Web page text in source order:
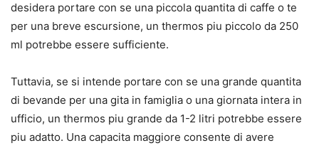
desidera portare con se una piccola quantita di caffe o te
per una breve escursione, un thermos piu piccolo da 250
ml potrebbe essere sufficiente.
Tuttavia, se si intende portare con se una grande quantita
di bevande per una gita in famiglia o una giornata intera in
ufficio, un thermos piu grande da 1-2 litri potrebbe essere
piu adatto. Una capacita maggiore consente di avere